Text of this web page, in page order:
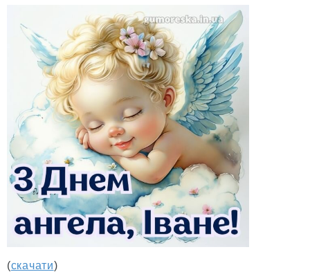
(скачати)